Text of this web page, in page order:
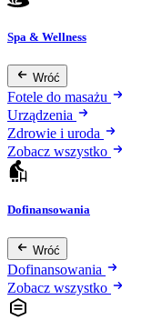
Spa & Wellness
Wróć
Fotele do masażu
Urządzenia
Zdrowie i uroda
Zobacz wszystko
Dofinansowania
Wróć
Dofinansowania
Zobacz wszystko